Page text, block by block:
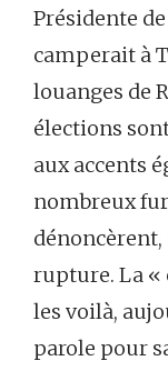
Présidente
camperait à
louanges de
élections
aux accents
nombreux
rupture. La
les voilà,
parole pour